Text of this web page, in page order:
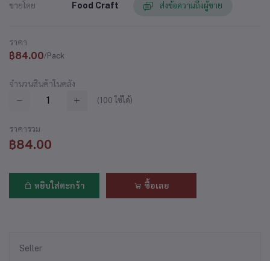
ขายโดย Food Craft ส่งข้อความถึงผู้ขาย
ราคา
฿84.00/Pack
จำนวนสินค้าในคลัง
(100 ใช้ได้)
ราคารวม
฿84.00
หยิบใส่ตะกร้า ซื้อเลย
Seller